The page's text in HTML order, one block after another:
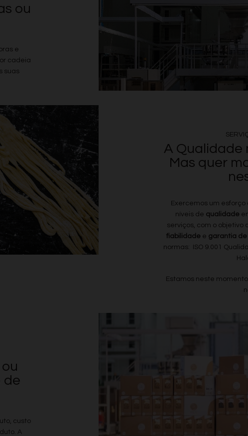
ou
e
cadeia
suas
A Qualidade
Mas quer
Exercemos um
níveis de qualidade
serviços, com o objetivo
fiabilidade e garantia de
normas: ISO 9.001
Estamos neste
de
custo
A
Permitir personalização e recomendações de video.
autenticação e prevenção de fraudes.
ID de Rastreamento Negado
Anúncios Não Personalizados
Para rejeitar os cookies, desmarque as caixas de
seleção e clique no botão ACEITAR.